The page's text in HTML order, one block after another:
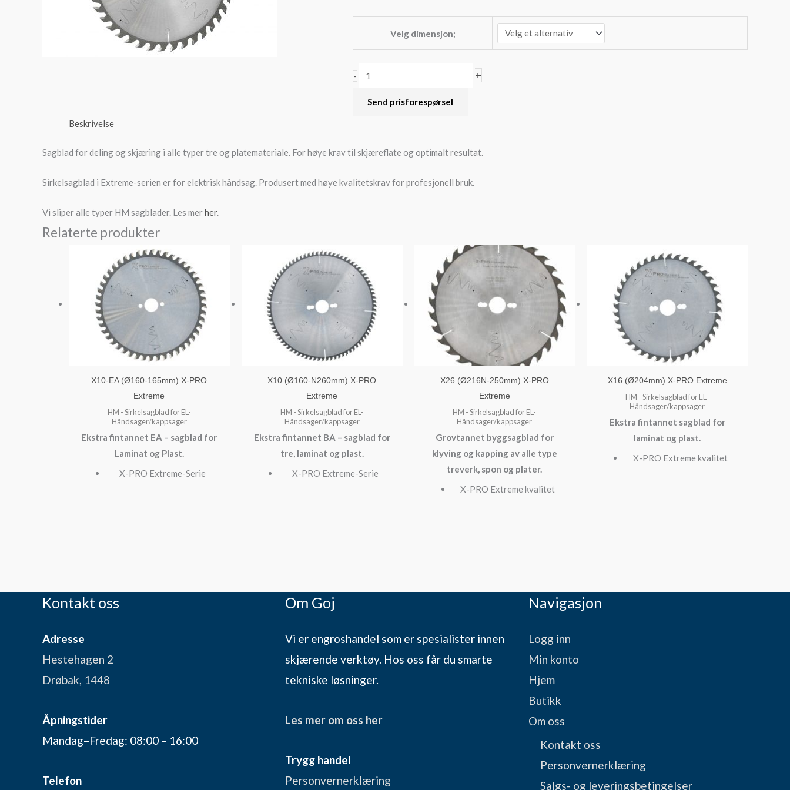
Velg dimensjon;
-
(Ø160-
260mm)
Extreme
+
Send prisforespørsel
Beskrivelse
Sagblad for deling og skjæring i alle typer tre og platemateriale. For høye krav til skjæreflate og optimalt resultat.
Sirkelsagblad i Extreme-serien er for elektrisk håndsag. Produsert med høye kvalitetskrav for profesjonell bruk.
Vi sliper alle typer HM sagblader. Les merher.
Relaterte produkter
X10-EA (Ø160-165mm) X-PRO
Extreme
HM - Sirkelsagblad for EL-
Håndsager/kappsager
Ekstra fintannet EA – sagblad for
Laminat og Plast.
X-PRO Extreme-Serie
X10 (Ø160-N260mm) X-PRO
Extreme
HM - Sirkelsagblad for EL-
Håndsager/kappsager
Ekstra fintannet BA – sagblad for
tre, laminat og plast.
X-PRO Extreme-Serie
X26 (Ø216N-250mm) X-PRO
Extreme
HM - Sirkelsagblad for EL-
Håndsager/kappsager
Grovtannet byggsagblad for
klyving og kapping av alle type
treverk, spon og plater.
X-PRO Extreme kvalitet
X16 (Ø204mm) X-PRO Extreme
HM - Sirkelsagblad for EL-
Håndsager/kappsager
Ekstra fintannet sagblad for
laminat og plast.
X-PRO Extreme kvalitet
Kontakt oss
Adresse
Hestehagen 2
Drøbak, 1448
Åpningstider
Mandag–Fredag: 08:00 – 16:00
Telefon
Om Goj
Vi er engroshandel som er spesialister innen
skjærende verktøy. Hos oss får du smarte
tekniske løsninger.
Les mer om oss her
Trygg handel
Personvernerklæring
Navigasjon
Logg inn
Min konto
Hjem
Butikk
Om oss
Kontakt oss
Personvernerklæring
Salgs- og leveringsbetingelser